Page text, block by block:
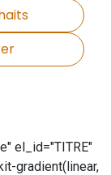
el_id="TITRE"
gradient(linear,